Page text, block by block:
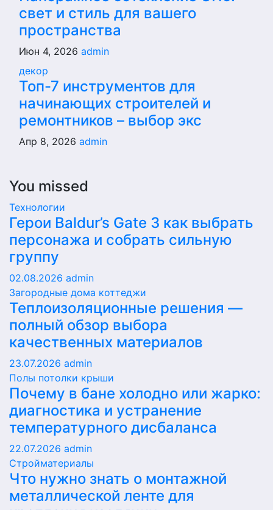
свет и стиль для вашего
пространства
Июн 4, 2026 admin
декор
Топ-7 инструментов для
начинающих строителей и
ремонтников – выбор экс
Апр 8, 2026 admin
You missed
Технологии
Герои Baldur’s Gate 3 как выбрать
персонажа и собрать сильную
группу
02.08.2026 admin
Загородные дома коттеджи
Теплоизоляционные решения —
полный обзор выбора
качественных материалов
23.07.2026 admin
Полы потолки крыши
Почему в бане холодно или жарко:
диагностика и устранение
температурного дисбаланса
22.07.2026 admin
Стройматериалы
Что нужно знать о монтажной
металлической ленте для